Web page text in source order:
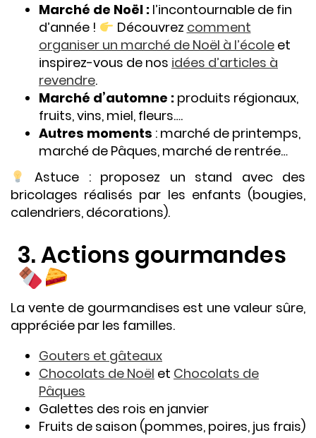
Marché de Noël : l’incontournable de fin
d’année !
Découvrez comment
organiser un marché de Noël à l’école et
inspirez-vous de nos idées d’articles à
revendre.
Marché d’automne : produits régionaux,
fruits, vins, miel, fleurs….
Autres moments : marché de printemps,
marché de Pâques, marché de rentrée…
Astuce : proposez un stand avec des
bricolages réalisés par les enfants (bougies,
calendriers, décorations).
3. Actions gourmandes
La vente de gourmandises est une valeur sûre,
appréciée par les familles.
Gouters et gâteaux
Chocolats de Noël et Chocolats de
Pâques
Galettes des rois en janvier
Fruits de saison (pommes, poires, jus frais)